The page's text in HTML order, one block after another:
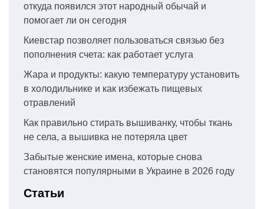
откуда появился этот народный обычай и
помогает ли он сегодня
Киевстар позволяет пользоваться связью без
пополнения счета: как работает услуга
Жара и продукты: какую температуру установить
в холодильнике и как избежать пищевых
отравлений
Как правильно стирать вышиванку, чтобы ткань
не села, а вышивка не потеряла цвет
Забытые женские имена, которые снова
становятся популярными в Украине в 2026 году
Статьи